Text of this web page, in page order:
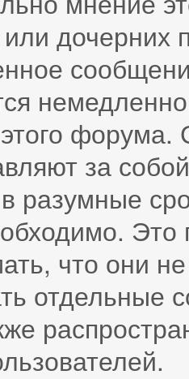
дочерних
форума.
за
разумные
Это
что они
отдельные